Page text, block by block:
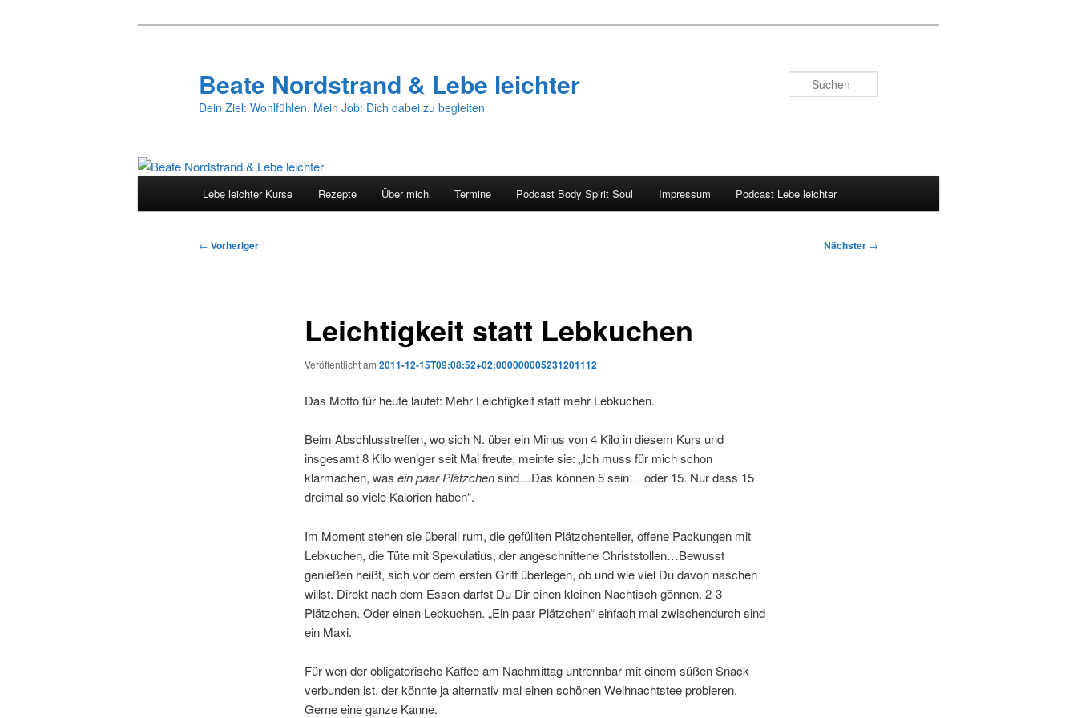
Beate Nordstrand & Lebe leichter
Dein Ziel: Wohlfühlen. Mein Job: Dich dabei zu begleiten
Lebe leichter Kurse Rezepte Über mich Termine Podcast Body Spirit Soul Impressum Podcast Lebe leichter
Beitragsnavigation
← Vorheriger Nächster →
Leichtigkeit statt Lebkuchen
Veröffentlicht am 2011-12-15T09:08:52+02:000000005231201112
Das Motto für heute lautet: Mehr Leichtigkeit statt mehr Lebkuchen.
Beim Abschlusstreffen, wo sich N. über ein Minus von 4 Kilo in diesem Kurs und
insgesamt 8 Kilo weniger seit Mai freute, meinte sie: „Ich muss für mich schon
klarmachen, was ein paar Plätzchensind…Das können 5 sein… oder 15. Nur dass 15
dreimal so viele Kalorien haben“.
Im Moment stehen sie überall rum, die gefüllten Plätzchenteller, offene Packungen mit
Lebkuchen, die Tüte mit Spekulatius, der angeschnittene Christstollen…Bewusst
genießen heißt, sich vor dem ersten Griff überlegen, ob und wie viel Du davon naschen
willst. Direkt nach dem Essen darfst Du Dir einen kleinen Nachtisch gönnen. 2-3
Plätzchen. Oder einen Lebkuchen. „Ein paar Plätzchen“ einfach mal zwischendurch sind
ein Maxi.
Für wen der obligatorische Kaffee am Nachmittag untrennbar mit einem süßen Snack
verbunden ist, der könnte ja alternativ mal einen schönen Weihnachtstee probieren.
Gerne eine ganze Kanne.